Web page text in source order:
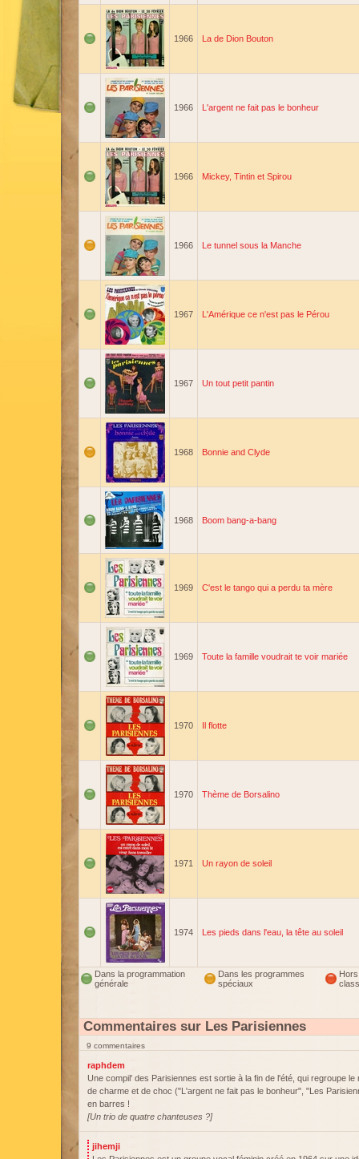
1966 La de Dion Bouton
1966 L'argent ne fait pas le bonheur
1966 Mickey, Tintin et Spirou
1966 Le tunnel sous la Manche
1967 L'Amérique ce n'est pas le Pérou
1967 Un tout petit pantin
1968 Bonnie and Clyde
1968 Boom bang-a-bang
1969 C'est le tango qui a perdu ta mère
1969 Toute la famille voudrait te voir mariée
1970 Il flotte
1970 Thème de Borsalino
1971 Un rayon de soleil
1974 Les pieds dans l'eau, la tête au soleil
Dans la programmation
générale
Dans les programmes
spéciaux
Hors
Commentaires sur Les Parisiennes
9 commentaires
raphdem
Une compil' des Parisiennes est sortie à la fin de l'été, qui regroupe le
de charme et de choc ("L'argent ne fait pas le bonheur", "Les
en barres !
[Un trio de quatre chanteuses ?]
jihemji